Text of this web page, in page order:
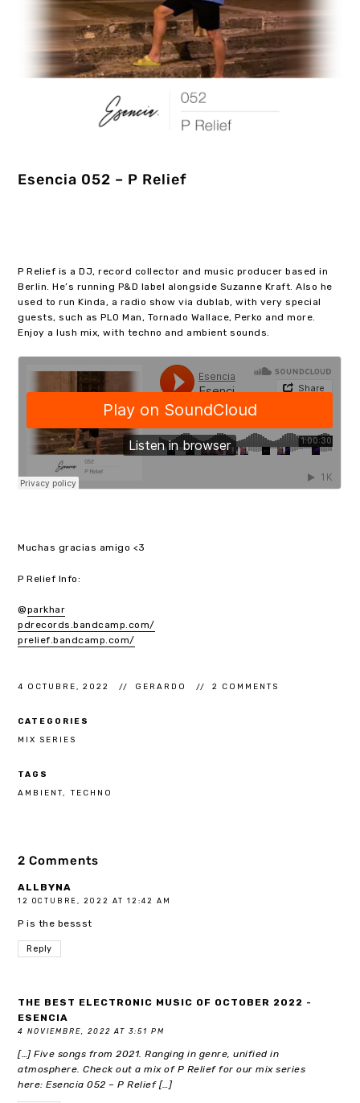
Esencia 052 – P Relief
P Relief is a DJ, record collector and music producer based in
Berlin. He’s running P&D label alongside Suzanne Kraft. Also he
used to run Kinda, a radio show via dublab, with very special
guests, such as PLO Man, Tornado Wallace, Perko and more.
Enjoy a lush mix, with techno and ambient sounds.
Muchas gracias amigo <3
P Relief Info:
@parkhar
pdrecords.bandcamp.com/
prelief.bandcamp.com/
4 OCTUBRE, 2022 GERARDO 2 COMMENTS
CATEGORIES
MIX SERIES
TAGS
AMBIENT TECHNO
2 Comments
ALLBYNA
12 OCTUBRE, 2022 AT 12:42 AM
P is the bessst
Reply
THE BEST ELECTRONIC MUSIC OF OCTOBER 2022 -
ESENCIA
4 NOVIEMBRE, 2022 AT 3:51 PM
[…] Five songs from 2021. Ranging in genre, unified in
atmosphere. Check out a mix of P Relief for our mix series
here: Esencia 052 – P Relief […]